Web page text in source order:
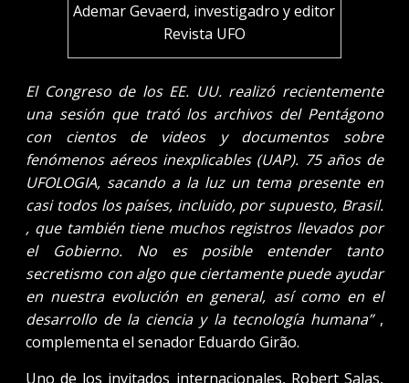
Ademar Gevaerd, investigadro y editor
Revista UFO
El Congreso de los EE. UU. realizó recientemente
una sesión que trató los archivos del Pentágono
con cientos de videos y documentos sobre
fenómenos aéreos inexplicables (UAP). 75 años de
UFOLOGIA, sacando a la luz un tema presente en
casi todos los países, incluido, por supuesto, Brasil.
, que también tiene muchos registros llevados por
el Gobierno. No es posible entender tanto
secretismo con algo que ciertamente puede ayudar
en nuestra evolución en general, así como en el
desarrollo de la ciencia y la tecnología humana”,
complementa el senador Eduardo Girão.
Uno de los invitados internacionales, Robert Salas,